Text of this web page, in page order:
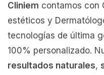
Cliniem contamos con
estéticos y
tecnologías de última
100% personalizado.
resultados naturales,